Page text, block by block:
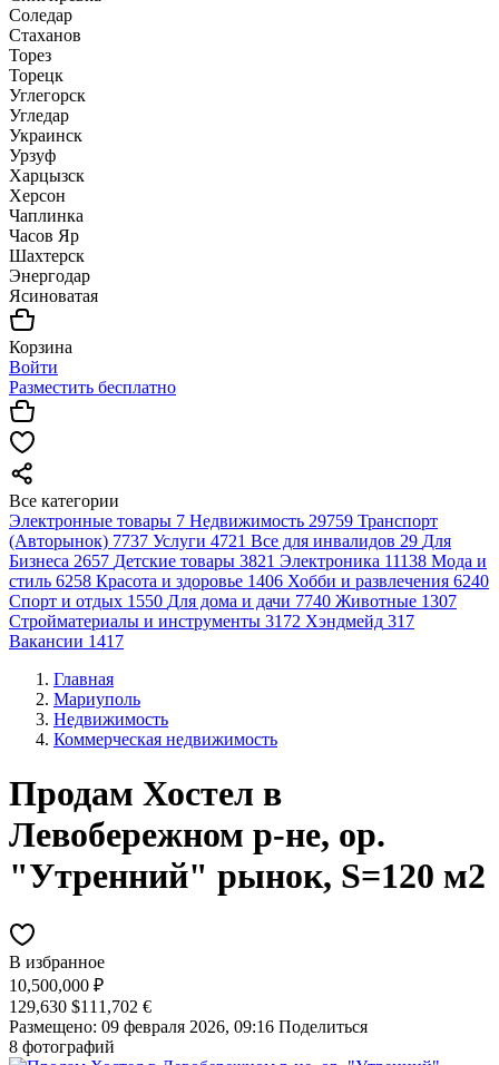
Соледар
Стаханов
Торез
Торецк
Углегорск
Угледар
Украинск
Урзуф
Харцызск
Херсон
Чаплинка
Часов Яр
Шахтерск
Энергодар
Ясиноватая
Корзина
Войти
Разместить бесплатно
Все категории
Электронные товары 7 Недвижимость 29759 Транспорт
(Авторынок) 7737 Услуги 4721 Все для инвалидов 29 Для
Бизнеса 2657 Детские товары 3821 Электроника 11138 Мода и
стиль 6258 Красота и здоровье 1406 Хобби и развлечения 6240
Спорт и отдых 1550 Для дома и дачи 7740 Животные 1307
Стройматериалы и инструменты 3172 Хэндмейд 317
Вакансии 1417
Главная
Мариуполь
Недвижимость
Коммерческая недвижимость
Продам Хостел в
Левобережном р-не, ор.
"Утренний" рынок, S=120 м2
В избранное
10,500,000 ₽
129,630 $111,702 €
Размещено: 09 февраля 2026, 09:16 Поделиться
8 фотографий